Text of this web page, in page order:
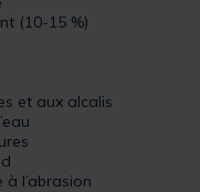
(10-15 %)
et aux alcalis
à l’abrasion